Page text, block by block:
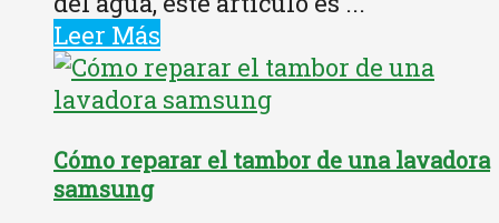
Leer Más
Cómo reparar el tambor de una lavadora
samsung